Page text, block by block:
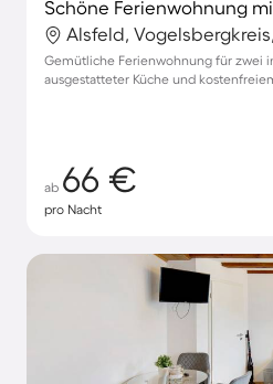
Alsfeld,
Gemütliche Ferienwohnung für zwei
ausgestatteter Küche und
ab 66 €
pro Nacht